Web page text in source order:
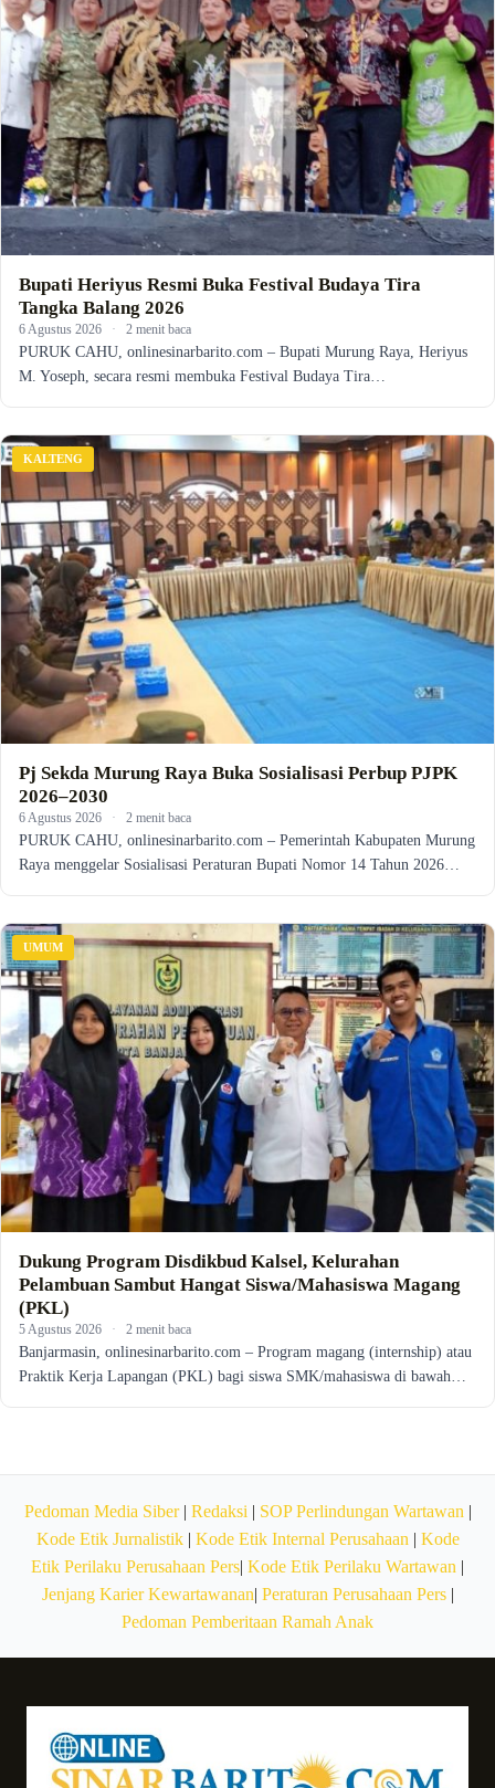
Bupati Heriyus Resmi Buka Festival Budaya Tira
Tangka Balang 2026
6 Agustus 2026 · 2 menit baca
PURUK CAHU, onlinesinarbarito.com – Bupati Murung Raya, Heriyus
M. Yoseph, secara resmi membuka Festival Budaya Tira…
KALTENG
Pj Sekda Murung Raya Buka Sosialisasi Perbup PJPK
2026–2030
6 Agustus 2026 · 2 menit baca
PURUK CAHU, onlinesinarbarito.com – Pemerintah Kabupaten Murung
Raya menggelar Sosialisasi Peraturan Bupati Nomor 14 Tahun 2026…
UMUM
Dukung Program Disdikbud Kalsel, Kelurahan
Pelambuan Sambut Hangat Siswa/Mahasiswa Magang
(PKL)
5 Agustus 2026 · 2 menit baca
Banjarmasin, onlinesinarbarito.com – Program magang (internship) atau
Praktik Kerja Lapangan (PKL) bagi siswa SMK/mahasiswa di bawah…
Pedoman Media Siber| Redaksi | SOP Perlindungan Wartawan |
Kode Etik Jurnalistik| Kode Etik Internal Perusahaan | Kode
Etik Perilaku Perusahaan Pers| Kode Etik Perilaku Wartawan |
Jenjang Karier Kewartawanan| Peraturan Perusahaan Pers|
Pedoman Pemberitaan Ramah Anak